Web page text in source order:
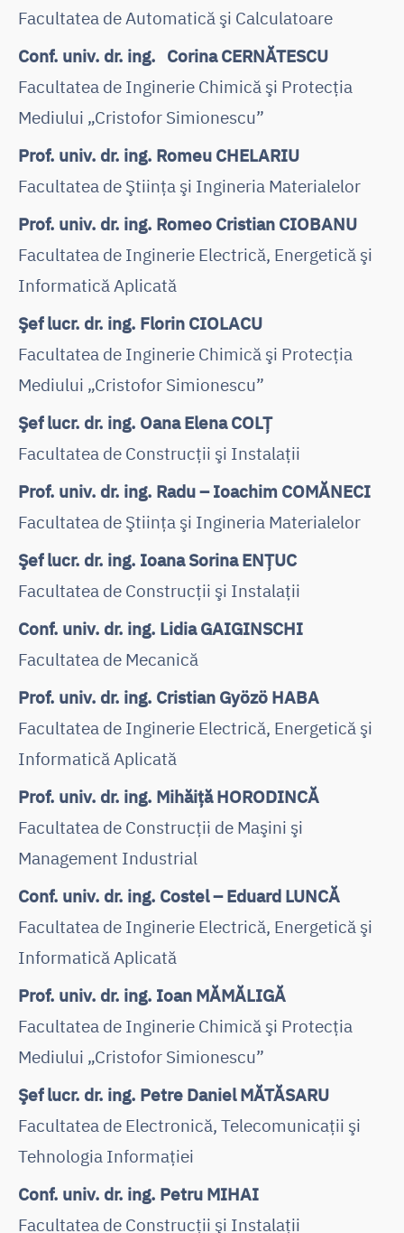
Facultatea de Automatică şi Calculatoare
Conf. univ. dr. ing. Corina CERNĂTESCU
Facultatea de Inginerie Chimică şi Protecţia
Mediului „Cristofor Simionescu”
Prof. univ. dr. ing. Romeu CHELARIU
Facultatea de Ştiinţa şi Ingineria Materialelor
Prof. univ. dr. ing. Romeo Cristian CIOBANU
Facultatea de Inginerie Electrică, Energetică şi
Informatică Aplicată
Şef lucr. dr. ing. Florin CIOLACU
Facultatea de Inginerie Chimică şi Protecţia
Mediului „Cristofor Simionescu”
Şef lucr. dr. ing. Oana Elena COLŢ
Facultatea de Construcţii şi Instalaţii
Prof. univ. dr. ing. Radu – Ioachim COMĂNECI
Facultatea de Ştiinţa şi Ingineria Materialelor
Şef lucr. dr. ing. Ioana Sorina ENȚUC
Facultatea de Construcţii şi Instalaţii
Conf. univ. dr. ing. Lidia GAIGINSCHI
Facultatea de Mecanică
Prof. univ. dr. ing. Cristian Gyözö HABA
Facultatea de Inginerie Electrică, Energetică şi
Informatică Aplicată
Prof. univ. dr. ing. Mihăiță HORODINCĂ
Facultatea de Construcţii de Maşini şi
Management Industrial
Conf. univ. dr. ing. Costel – Eduard LUNCĂ
Facultatea de Inginerie Electrică, Energetică şi
Informatică Aplicată
Prof. univ. dr. ing. Ioan MĂMĂLIGĂ
Facultatea de Inginerie Chimică şi Protecţia
Mediului „Cristofor Simionescu”
Şef lucr. dr. ing. Petre Daniel MĂTĂSARU
Facultatea de Electronică, Telecomunicaţii şi
Tehnologia Informaţiei
Conf. univ. dr. ing. Petru MIHAI
Facultatea de Construcţii şi Instalaţii